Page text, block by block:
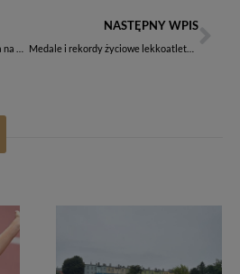
NASTĘPNY WPIS
Medale i rekordy życiowe lekkoatletów AZS AWF Warszawa podczas mistrzostw Polski